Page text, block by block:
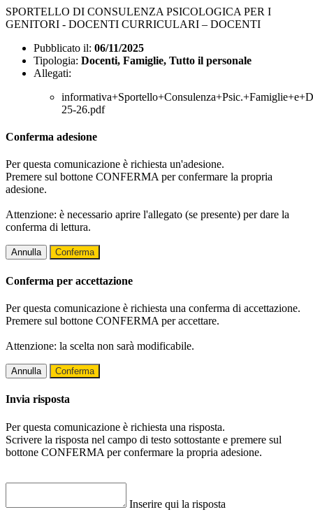
SPORTELLO DI CONSULENZA PSICOLOGICA PER I
GENITORI - DOCENTI CURRICULARI – DOCENTI
Pubblicato il: 06/11/2025
Tipologia: Docenti, Famiglie, Tutto il personale
Allegati:
25-26.pdf
Conferma adesione
Per questa comunicazione è richiesta un'adesione.
Premere sul bottone CONFERMA per confermare la propria
adesione.
Attenzione: è necessario aprire l'allegato (se presente) per dare la
conferma di lettura.
Annulla Conferma
Conferma per accettazione
Per questa comunicazione è richiesta una conferma di accettazione.
Premere sul bottone CONFERMA per accettare.
Attenzione: la scelta non sarà modificabile.
Annulla Conferma
Invia risposta
Per questa comunicazione è richiesta una risposta.
Scrivere la risposta nel campo di testo sottostante e premere sul
bottone CONFERMA per confermare la propria adesione.
Inserire qui la risposta